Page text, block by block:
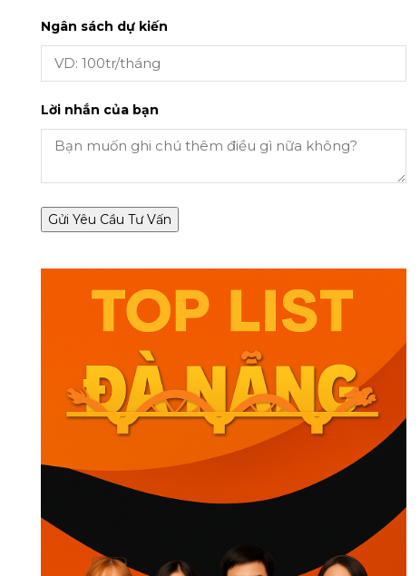
Ngân sách dự kiến
Lời nhắn của bạn
Gửi Yêu Cầu Tư Vấn